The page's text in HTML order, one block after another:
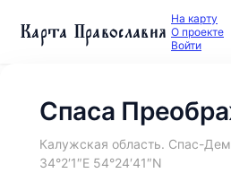
Карта Православия На карту
О проекте
Войти
Спаса
Калужская область. Спас-
34°2′1″E 54°24′41″N